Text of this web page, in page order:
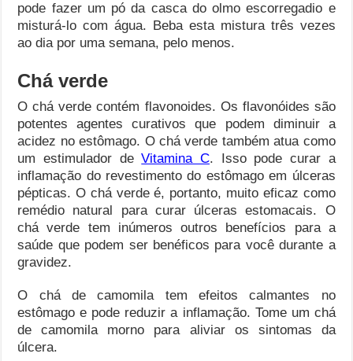
pode fazer um pó da casca do olmo escorregadio e
misturá-lo com água. Beba esta mistura três vezes
ao dia por uma semana, pelo menos.
Chá verde
O chá verde contém flavonoides. Os flavonóides são
potentes agentes curativos que podem diminuir a
acidez no estômago. O chá verde também atua como
um estimulador deVitamina C. Isso pode curar a
inflamação do revestimento do estômago em úlceras
pépticas. O chá verde é, portanto, muito eficaz como
remédio natural para curar úlceras estomacais. O
chá verde tem inúmeros outros benefícios para a
saúde que podem ser benéficos para você durante a
gravidez.
O chá de camomila tem efeitos calmantes no
estômago e pode reduzir a inflamação. Tome um chá
de camomila morno para aliviar os sintomas da
úlcera.